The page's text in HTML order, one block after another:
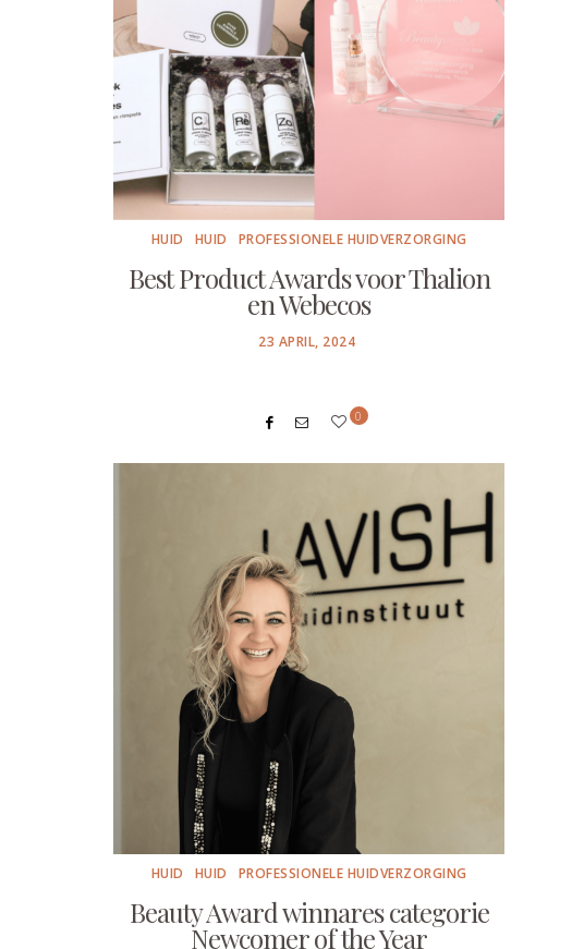
HUID HUID PROFESSIONELE HUIDVERZORGING
Best Product Awards voor Thalion
en Webecos
POSTED
23 APRIL, 2024
0
HUID HUID PROFESSIONELE HUIDVERZORGING
Beauty Award winnares categorie
Newcomer of the Year